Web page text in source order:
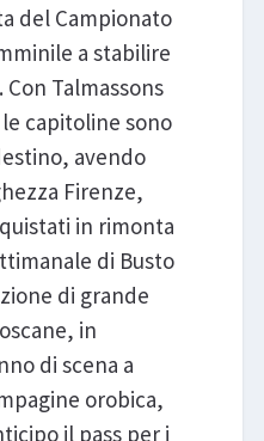
del Campionato
a stabilire
Talmassons
capitoline sono
avendo
Firenze,
in rimonta
di Busto
di grande
in
di scena a
orobica,
il pass per i